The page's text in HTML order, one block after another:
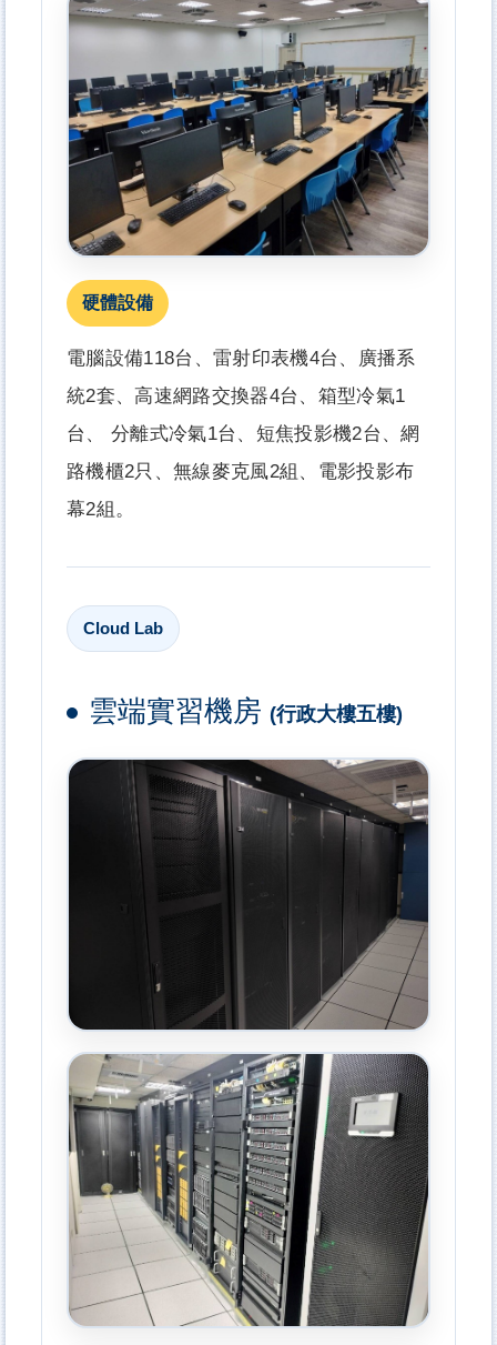
硬體設備
電腦設備118台、雷射印表機4台、廣播系
統2套、高速網路交換器4台、箱型冷氣1
台、 分離式冷氣1台、短焦投影機2台、網
路機櫃2只、無線麥克風2組、電影投影布
幕2組。
Cloud Lab
雲端實習機房 (行政大樓五樓)